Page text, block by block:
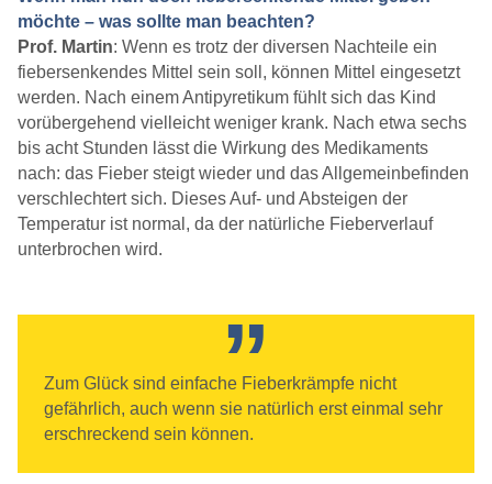
möchte – was sollte man beachten?
Prof. Martin: Wenn es trotz der diversen Nachteile ein
fiebersenkendes Mittel sein soll, können Mittel eingesetzt
werden. Nach einem Antipyretikum fühlt sich das Kind
vorübergehend vielleicht weniger krank. Nach etwa sechs
bis acht Stunden lässt die Wirkung des Medikaments
nach: das Fieber steigt wieder und das Allgemeinbefinden
verschlechtert sich. Dieses Auf- und Absteigen der
Temperatur ist normal, da der natürliche Fieberverlauf
unterbrochen wird.
Zum Glück sind einfache Fieberkrämpfe nicht
gefährlich, auch wenn sie natürlich erst einmal sehr
erschreckend sein können.